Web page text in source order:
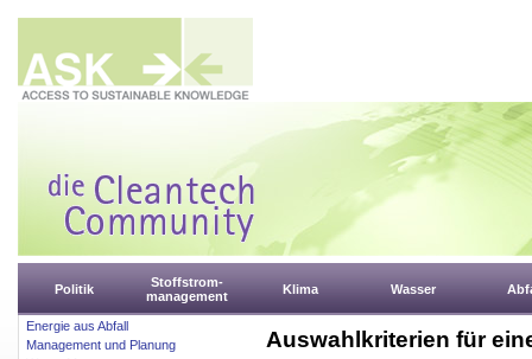
Politik
Stoffstrom-
management
Klima Wasser
Energie aus Abfall
Management und Planung
Auswahlkriterien für